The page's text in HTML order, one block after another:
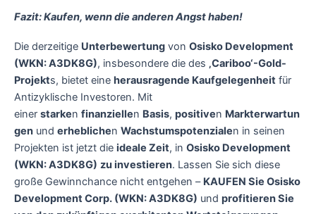
Fazit: Kaufen, wenn die anderen Angst haben!
Die derzeitige Unterbewertung von Osisko Development
(WKN: A3DK8G), insbesondere die des ‚Cariboo‘-Gold-
Projekts, bietet eine herausragende Kaufgelegenheit für
Antizyklische Investoren. Mit
einer starken finanziellen Basis, positiven Markterwartun
gen und erheblichen Wachstumspotenzialen in seinen
Projekten ist jetzt die ideale Zeit, in Osisko Development
(WKN: A3DK8G) zu investieren. Lassen Sie sich diese
große Gewinnchance nicht entgehen – KAUFEN Sie Osisko
Development Corp. (WKN: A3DK8G) und profitieren Sie